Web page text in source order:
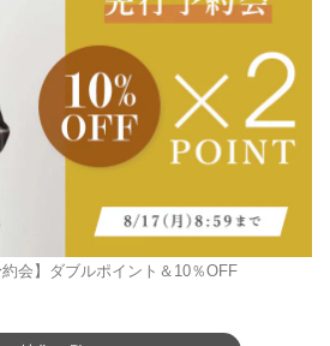
会】ダブルポイント＆10％OFF